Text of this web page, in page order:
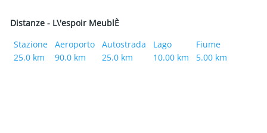
Distanze - L\'espoir MeublÈ
Stazione
25.0 km
Aeroporto
90.0 km
Autostrada
25.0 km
Lago
10.00 km
Fiume
5.00 km